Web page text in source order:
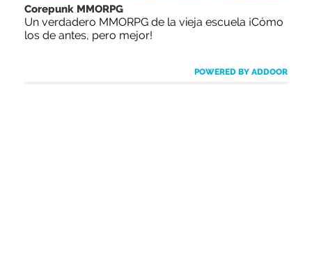
Corepunk MMORPG
Un verdadero MMORPG de la vieja escuela ¡Cómo
los de antes, pero mejor!
POWERED BY ADDOOR